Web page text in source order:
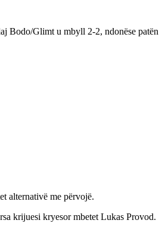
Bodo/Glimt u mbyll 2-2, ndonëse patën
alternativë me përvojë.
krijuesi kryesor mbetet Lukas Provod.